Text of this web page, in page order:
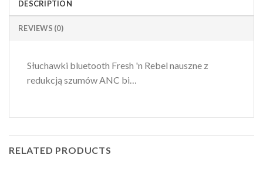
DESCRIPTION
REVIEWS (0)
Słuchawki bluetooth Fresh 'n Rebel nauszne z
redukcją szumów ANC bi…
RELATED PRODUCTS